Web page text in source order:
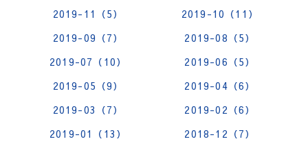
2019-11（5）
2019-10（11）
2019-09（7）
2019-08（5）
2019-07（10）
2019-06（5）
2019-05（9）
2019-04（6）
2019-03（7）
2019-02（6）
2019-01（13）
2018-12（7）